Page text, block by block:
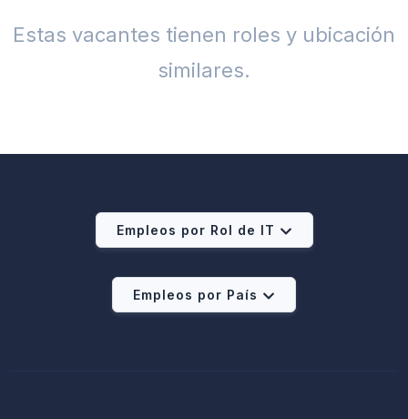
Estas vacantes tienen roles y ubicación
similares.
Empleos por Rol de IT
Empleos por País